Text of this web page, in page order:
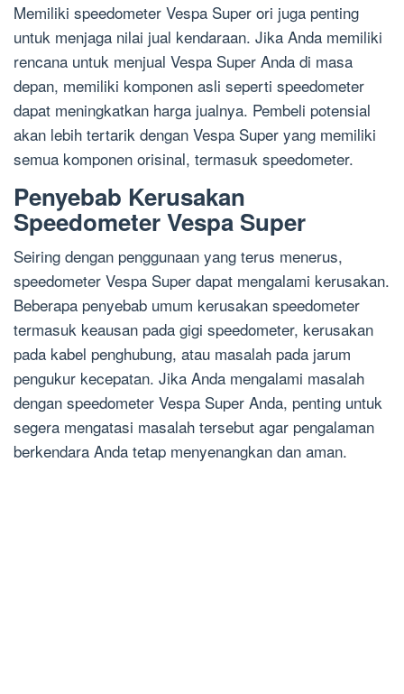
Memiliki speedometer Vespa Super ori juga penting
untuk menjaga nilai jual kendaraan. Jika Anda memiliki
rencana untuk menjual Vespa Super Anda di masa
depan, memiliki komponen asli seperti speedometer
dapat meningkatkan harga jualnya. Pembeli potensial
akan lebih tertarik dengan Vespa Super yang memiliki
semua komponen orisinal, termasuk speedometer.
Penyebab Kerusakan
Speedometer Vespa Super
Seiring dengan penggunaan yang terus menerus,
speedometer Vespa Super dapat mengalami kerusakan.
Beberapa penyebab umum kerusakan speedometer
termasuk keausan pada gigi speedometer, kerusakan
pada kabel penghubung, atau masalah pada jarum
pengukur kecepatan. Jika Anda mengalami masalah
dengan speedometer Vespa Super Anda, penting untuk
segera mengatasi masalah tersebut agar pengalaman
berkendara Anda tetap menyenangkan dan aman.